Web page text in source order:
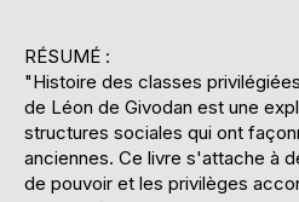
RÉSUMÉ :
"Histoire des classes
de Léon de Givodan est une
structures sociales qui ont
anciennes. Ce livre s'attache à
de pouvoir et les privilèges